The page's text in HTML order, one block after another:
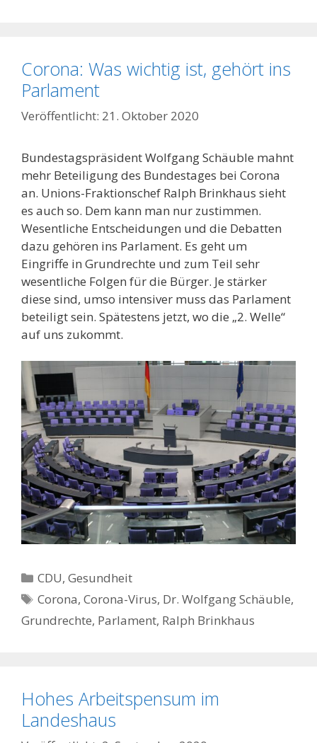
Corona: Was wichtig ist, gehört ins
Parlament
21. Oktober 2020
Bundestagspräsident Wolfgang Schäuble mahnt
mehr Beteiligung des Bundestages bei Corona
an. Unions-Fraktionschef Ralph Brinkhaus sieht
es auch so. Dem kann man nur zustimmen.
Wesentliche Entscheidungen und die Debatten
dazu gehören ins Parlament. Es geht um
Eingriffe in Grundrechte und zum Teil sehr
wesentliche Folgen für die Bürger. Je stärker
diese sind, umso intensiver muss das Parlament
beteiligt sein. Spätestens jetzt, wo die „2. Welle“
auf uns zukommt.
Kategorien
CDU,Gesundheit
Schlagwörter
Corona,Corona-Virus, Dr. Wolfgang Schäuble,
Grundrechte, Parlament, Ralph Brinkhaus
Hohes Arbeitspensum im
Landeshaus